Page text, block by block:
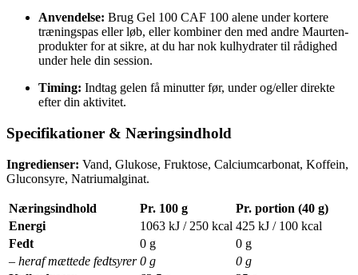
Anvendelse: Brug Gel 100 CAF 100 alene under kortere
træningspas eller løb, eller kombiner den med andre Maurten-
produkter for at sikre, at du har nok kulhydrater til rådighed
under hele din session.
Timing: Indtag gelen få minutter før, under og/eller direkte
efter din aktivitet.
Specifikationer & Næringsindhold
Ingredienser: Vand, Glukose, Fruktose, Calciumcarbonat, Koffein,
Gluconsyre, Natriumalginat.
Næringsindhold Pr. 100 g
Pr. portion (40 g)
Energi
1063 kJ / 250 kcal 425 kJ / 100 kcal
Fedt
0 g
0 g
– heraf mættede fedtsyrer 0 g
0 g